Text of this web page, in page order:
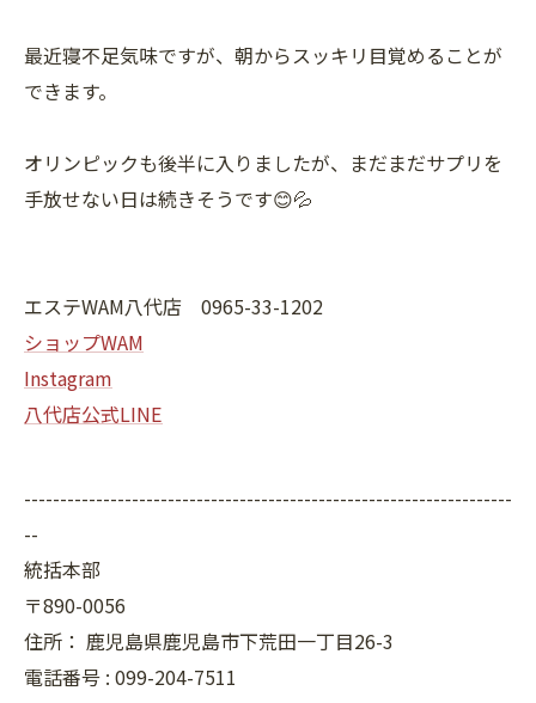
最近寝不足気味ですが、朝からスッキリ目覚めることが
できます。
オリンピックも後半に入りましたが、まだまだサプリを
手放せない日は続きそうです😊💦
エステWAM八代店 0965-33-1202
ショップWAM
Instagram
八代店公式LINE
--------------------------------------------------------------------
--
統括本部
〒890-0056
住所： 鹿児島県鹿児島市下荒田一丁目26-3
電話番号 : 099-204-7511